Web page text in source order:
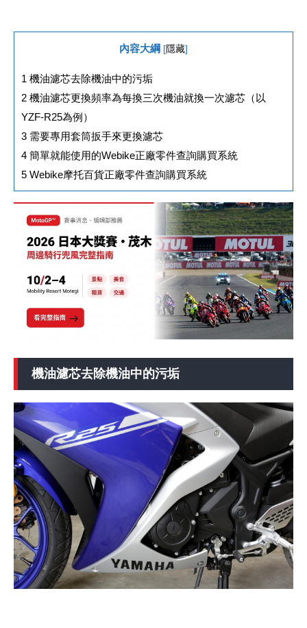
內容大綱 [隱藏]
1 機油濾芯去除機油中的污垢
2 機油濾芯更換頻率為每換三次機油就換一次濾芯（以
YZF-R25為例）
3 需要專用套筒扳手來更換濾芯
4 簡單就能使用的Webike正廠零件查詢購買系統
5 Webike摩托百貨正廠零件查詢購買系統
機油濾芯去除機油中的污垢